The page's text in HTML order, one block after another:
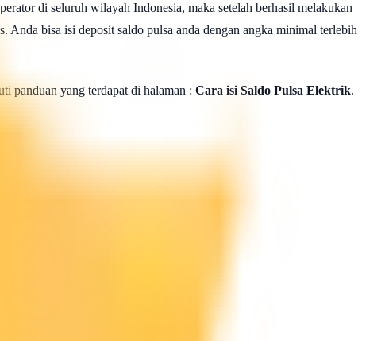
di seluruh wilayah Indonesia, maka setelah berhasil melakukan
Anda bisa isi deposit saldo pulsa anda dengan angka minimal terlebih
panduan yang terdapat di halaman : Cara isi Saldo Pulsa Elektrik.